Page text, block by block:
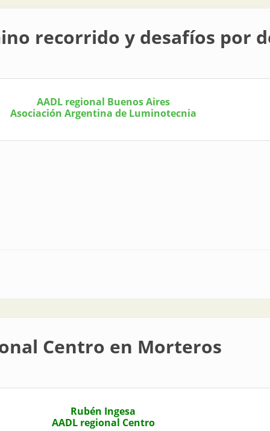
recorrido y desafíos por
AADL regional Buenos Aires
Asociación Argentina de Luminotecnia
Centro en Morteros
Rubén Ingesa
AADL regional Centro